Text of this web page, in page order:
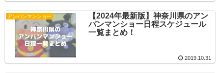
アンパンマンショー
【2024年最新版】神奈川県のアン
パンマンショー日程スケジュール
一覧まとめ！
2019.10.31